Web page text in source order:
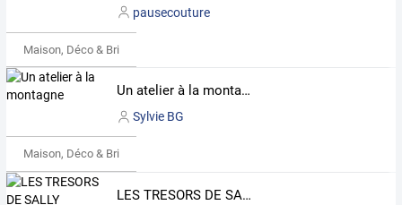
pausecouture
Maison, Déco & Bricolage
Un atelier à la montagne
Sylvie BG
Maison, Déco & Bricolage
LES TRESORS DE SALLY